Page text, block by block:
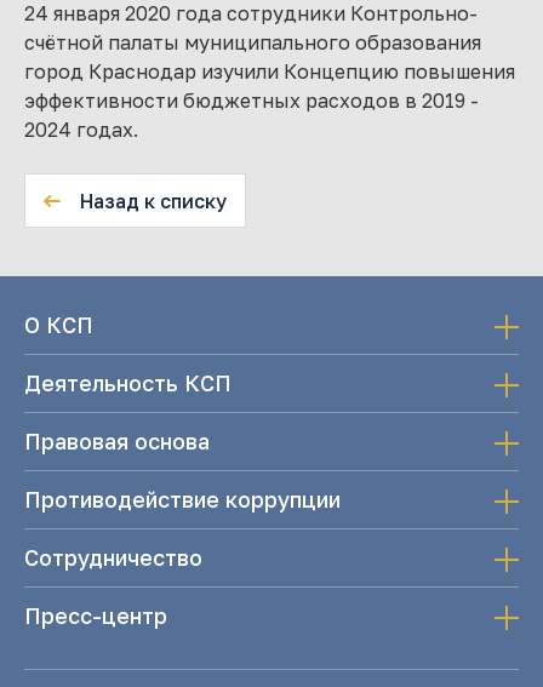
24 января 2020 года сотрудники Контрольно-
счётной палаты муниципального образования
город Краснодар изучили Концепцию повышения
эффективности бюджетных расходов в 2019 -
2024 годах.
Назад к списку
О КСП
Деятельность КСП
Правовая основа
Противодействие коррупции
Сотрудничество
Пресс-центр